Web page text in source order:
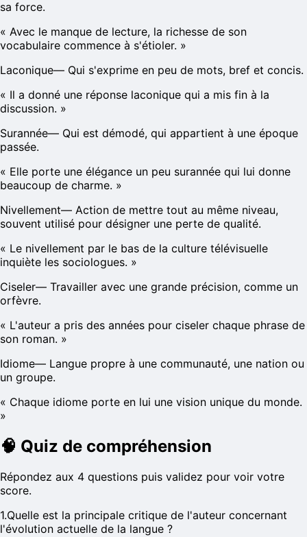
sa force.
« Avec le manque de lecture, la richesse de son
vocabulaire commence à s'étioler. »
Laconique— Qui s'exprime en peu de mots, bref et concis.
« Il a donné une réponse laconique qui a mis fin à la
discussion. »
Surannée— Qui est démodé, qui appartient à une époque
passée.
« Elle porte une élégance un peu surannée qui lui donne
beaucoup de charme. »
Nivellement— Action de mettre tout au même niveau,
souvent utilisé pour désigner une perte de qualité.
« Le nivellement par le bas de la culture télévisuelle
inquiète les sociologues. »
Ciseler— Travailler avec une grande précision, comme un
orfèvre.
« L'auteur a pris des années pour ciseler chaque phrase de
son roman. »
Idiome— Langue propre à une communauté, une nation ou
un groupe.
« Chaque idiome porte en lui une vision unique du monde.
»
🧠 Quiz de compréhension
Répondez aux 4 questions puis validez pour voir votre
score.
1.Quelle est la principale critique de l'auteur concernant
l'évolution actuelle de la langue ?